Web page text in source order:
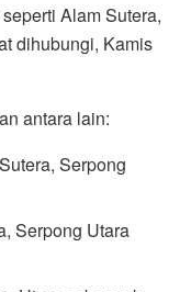
Alam Sutera,
dihubungi, Kamis
antara lain:
Serpong
Serpong Utara